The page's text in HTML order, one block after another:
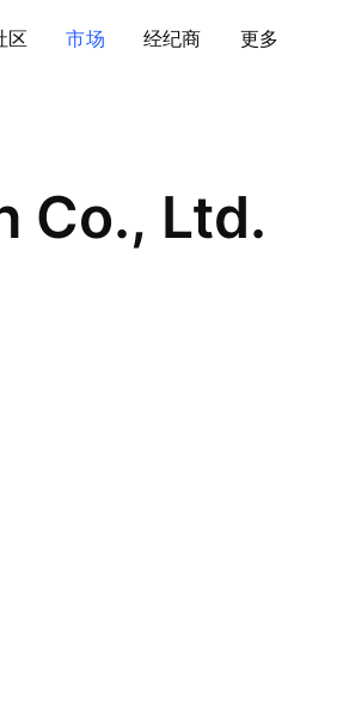
区 市场 经纪商 更多
Co., Ltd.